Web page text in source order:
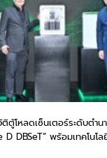
ตู้โหลดเซ็นเตอร์ระดับตำน
DBSeT” พร้อมเทคโนโ